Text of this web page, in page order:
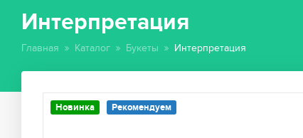
Интерпретация
Главная Каталог Букеты Интерпретация
Новинка
Рекомендуем